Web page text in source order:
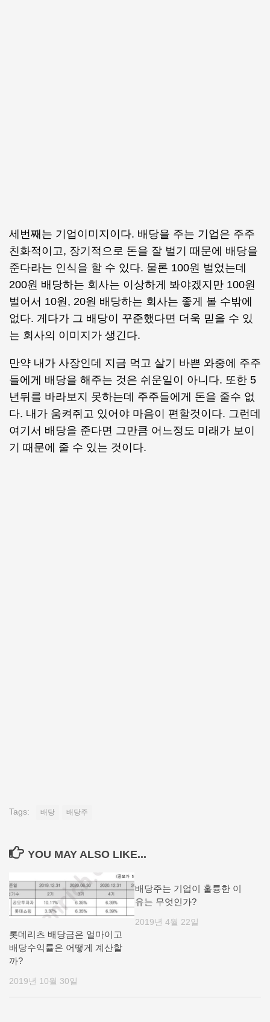
세번째는 기업이미지이다. 배당을 주는 기업은 주주
친화적이고, 장기적으로 돈을 잘 벌기 때문에 배당을
준다라는 인식을 할 수 있다. 물론 100원 벌었는데
200원 배당하는 회사는 이상하게 봐야겠지만 100원
벌어서 10원, 20원 배당하는 회사는 좋게 볼 수밖에
없다. 게다가 그 배당이 꾸준했다면 더욱 믿을 수 있
는 회사의 이미지가 생긴다.
만약 내가 사장인데 지금 먹고 살기 바쁜 와중에 주주
들에게 배당을 해주는 것은 쉬운일이 아니다. 또한 5
년뒤를 바라보지 못하는데 주주들에게 돈을 줄수 없
다. 내가 움켜쥐고 있어야 마음이 편할것이다. 그런데
여기서 배당을 준다면 그만큼 어느정도 미래가 보이
기 때문에 줄 수 있는 것이다.
Tags: 배당 배당주
YOU MAY ALSO LIKE...
롯데리츠 배당금은 얼마이고
배당수익률은 어떻게 계산할
까?
2019년 10월 30일
배당주는 기업이 훌륭한 이
유는 무엇인가?
2019년 4월 22일